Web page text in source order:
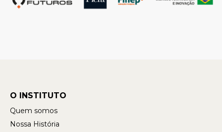
O INSTITUTO
Quem somos
Nossa História